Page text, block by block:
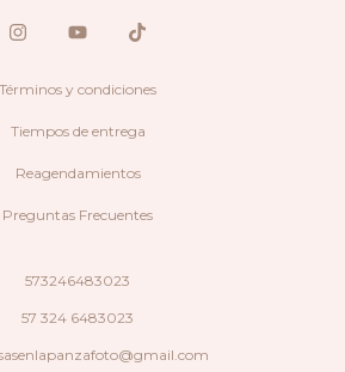
Términos y condiciones
Tiempos de entrega
Reagendamientos
Preguntas Frecuentes
573246483023
57 324 6483023